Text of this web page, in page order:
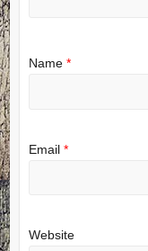
Name *
Email *
Website